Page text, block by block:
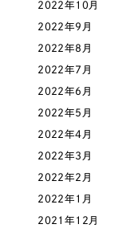
オレンジ・橙色
イエロー・黄色
グリーン・緑色
ブルー・青色
パープル・紫色
2022年10月
2022年9月
2022年8月
2022年7月
2022年6月
2022年5月
2022年4月
2022年3月
2022年2月
2022年1月
2021年12月